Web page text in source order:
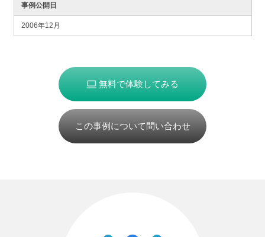
事例公開日
2006年12月
無料で体験してみる
この事例について問い合わせ